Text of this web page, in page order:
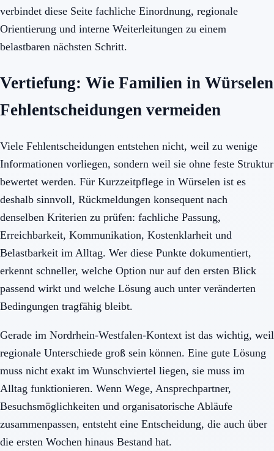
verbindet diese Seite fachliche Einordnung, regionale
Orientierung und interne Weiterleitungen zu einem
belastbaren nächsten Schritt.
Vertiefung: Wie Familien in Würselen
Fehlentscheidungen vermeiden
Viele Fehlentscheidungen entstehen nicht, weil zu wenige
Informationen vorliegen, sondern weil sie ohne feste Struktur
bewertet werden. Für Kurzzeitpflege in Würselen ist es
deshalb sinnvoll, Rückmeldungen konsequent nach
denselben Kriterien zu prüfen: fachliche Passung,
Erreichbarkeit, Kommunikation, Kostenklarheit und
Belastbarkeit im Alltag. Wer diese Punkte dokumentiert,
erkennt schneller, welche Option nur auf den ersten Blick
passend wirkt und welche Lösung auch unter veränderten
Bedingungen tragfähig bleibt.
Gerade im Nordrhein-Westfalen-Kontext ist das wichtig, weil
regionale Unterschiede groß sein können. Eine gute Lösung
muss nicht exakt im Wunschviertel liegen, sie muss im
Alltag funktionieren. Wenn Wege, Ansprechpartner,
Besuchsmöglichkeiten und organisatorische Abläufe
zusammenpassen, entsteht eine Entscheidung, die auch über
die ersten Wochen hinaus Bestand hat.